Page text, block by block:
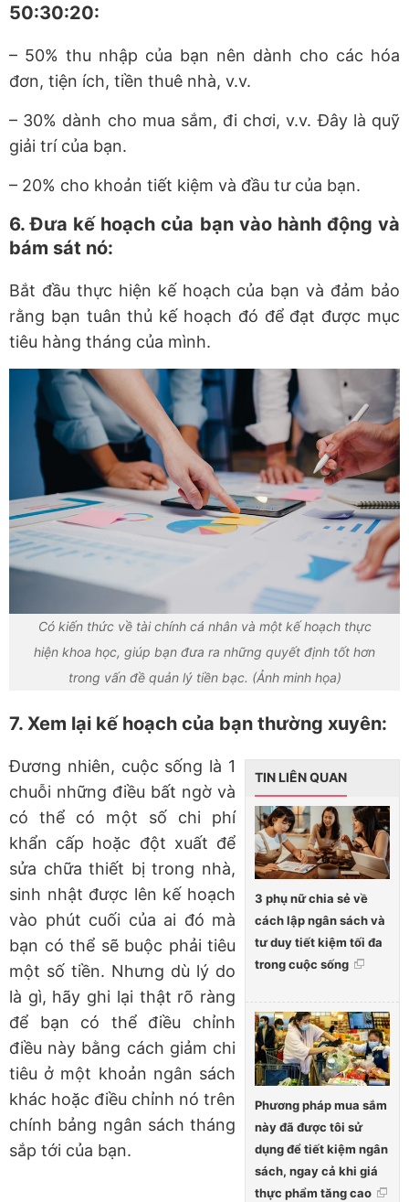
50:30:20:
– 50% thu nhập của bạn nên dành cho các hóa
đơn, tiện ích, tiền thuê nhà, v.v.
– 30% dành cho mua sắm, đi chơi, v.v. Đây là quỹ
giải trí của bạn.
– 20% cho khoản tiết kiệm và đầu tư của bạn.
6. Đưa kế hoạch của bạn vào hành động và
bám sát nó:
Bắt đầu thực hiện kế hoạch của bạn và đảm bảo
rằng bạn tuân thủ kế hoạch đó để đạt được mục
tiêu hàng tháng của mình.
Có kiến thức về tài chính cá nhân và một kế hoạch thực
hiện khoa học, giúp bạn đưa ra những quyết định tốt hơn
trong vấn đề quản lý tiền bạc. (Ảnh minh họa)
7. Xem lại kế hoạch của bạn thường xuyên:
TIN LIÊN QUAN
3 phụ nữ chia sẻ về
cách lập ngân sách và
tư duy tiết kiệm tối đa
trong cuộc sống
Phương pháp mua sắm
này đã được tôi sử
dụng để tiết kiệm ngân
sách, ngay cả khi giá
thực phẩm tăng cao
Đương nhiên, cuộc sống là 1
chuỗi những điều bất ngờ và
có thể có một số chi phí
khẩn cấp hoặc đột xuất để
sửa chữa thiết bị trong nhà,
sinh nhật được lên kế hoạch
vào phút cuối của ai đó mà
bạn có thể sẽ buộc phải tiêu
một số tiền. Nhưng dù lý do
là gì, hãy ghi lại thật rõ ràng
để bạn có thể điều chỉnh
điều này bằng cách giảm chi
tiêu ở một khoản ngân sách
khác hoặc điều chỉnh nó trên
chính bảng ngân sách tháng
sắp tới của bạn.